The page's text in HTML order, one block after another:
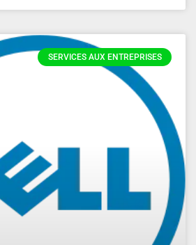
SERVICES AUX ENTREPRISES